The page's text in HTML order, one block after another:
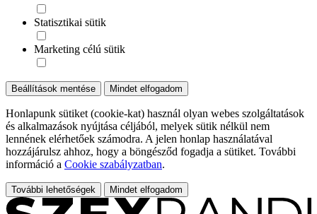
Statisztikai sütik
Marketing célú sütik
Beállítások mentése Mindet elfogadom
Honlapunk sütiket (cookie-kat) használ olyan webes szolgáltatások
és alkalmazások nyújtása céljából, melyek sütik nélkül nem
lennének elérhetőek számodra. A jelen honlap használatával
hozzájárulsz ahhoz, hogy a böngésződ fogadja a sütiket. További
információ a Cookie szabályzatban.
További lehetőségek Mindet elfogadom